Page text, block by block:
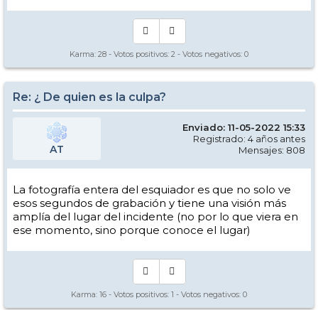
Karma: 28 - Votos positivos: 2 - Votos negativos: 0
Re: ¿ De quien es la culpa?
AT
Enviado: 11-05-2022 15:33
Registrado: 4 años antes
Mensajes: 808
La fotografía entera del esquiador es que no solo ve
esos segundos de grabación y tiene una visión más
amplía del lugar del incidente (no por lo que viera en
ese momento, sino porque conoce el lugar)
Karma: 16 - Votos positivos: 1 - Votos negativos: 0